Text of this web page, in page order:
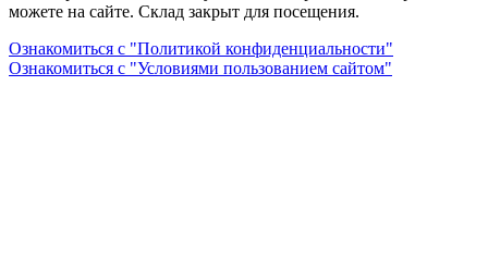
можете на сайте. Склад закрыт для посещения.
Ознакомиться с "Политикой конфиденциальности"
Ознакомиться с "Условиями пользованием сайтом"